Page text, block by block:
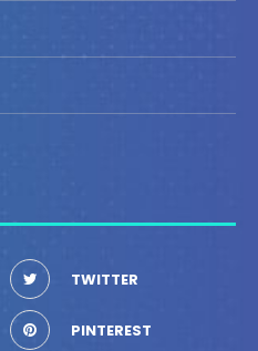
TWITTER
PINTEREST